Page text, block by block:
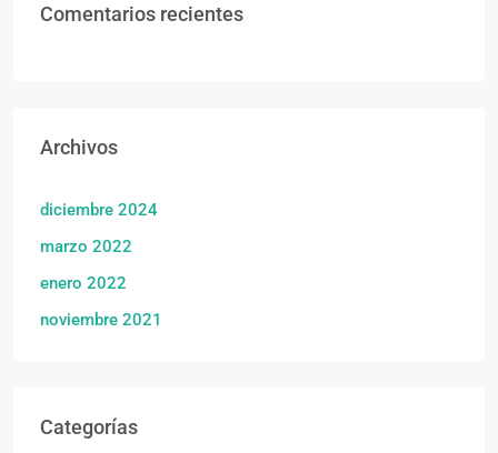
Comentarios recientes
Archivos
diciembre 2024
marzo 2022
enero 2022
noviembre 2021
Categorías